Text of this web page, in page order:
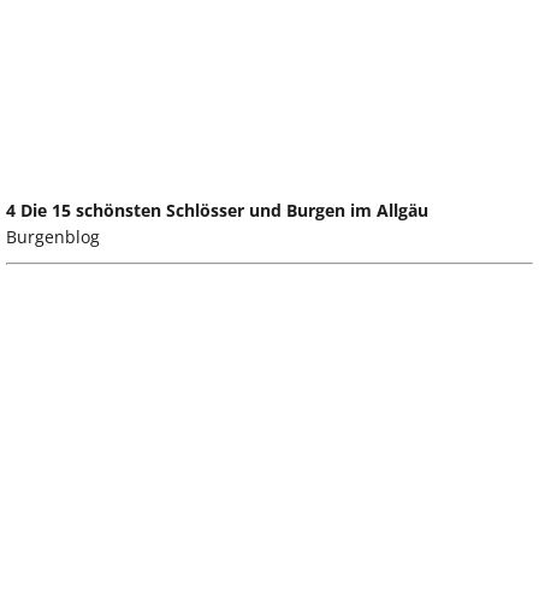
4 Die 15 schönsten Schlösser und Burgen im Allgäu
Burgenblog